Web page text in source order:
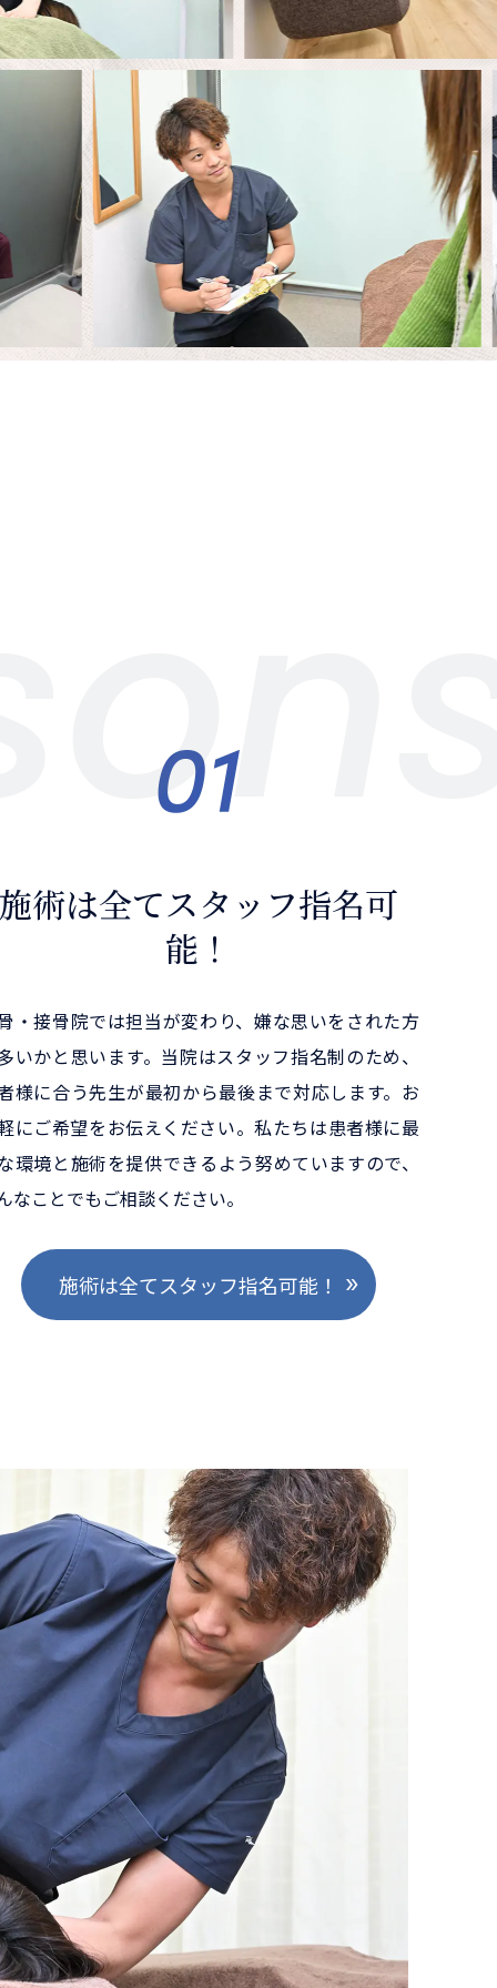
施術は全てスタッフ指名可
能！
・接骨院では担当が変わり、嫌な思いをされた方
いかと思います。当院はスタッフ指名制のため、
様に合う先生が最初から最後まで対応します。お
にご希望をお伝えください。私たちは患者様に最
環境と施術を提供できるよう努めていますので、
なことでもご相談ください。
施術は全てスタッフ指名可能！